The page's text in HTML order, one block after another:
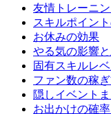
友情トレーニ
スキルポイン
お休みの効果
やる気の影響
固有スキルレ
ファン数の稼
隠しイベント
お出かけの確